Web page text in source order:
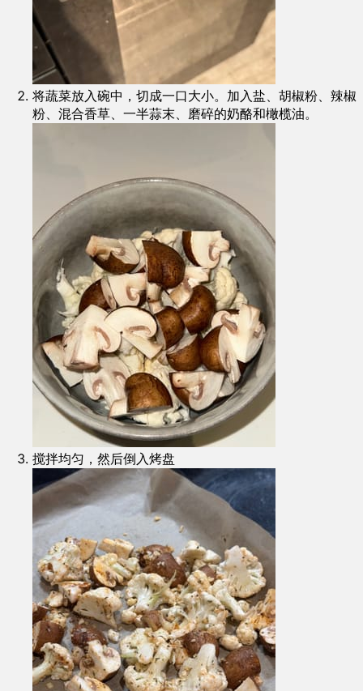
将蔬菜放入碗中，切成一口大小。加入盐、胡椒粉、辣椒
粉、混合香草、一半蒜末、磨碎的奶酪和橄榄油。
搅拌均匀，然后倒入烤盘